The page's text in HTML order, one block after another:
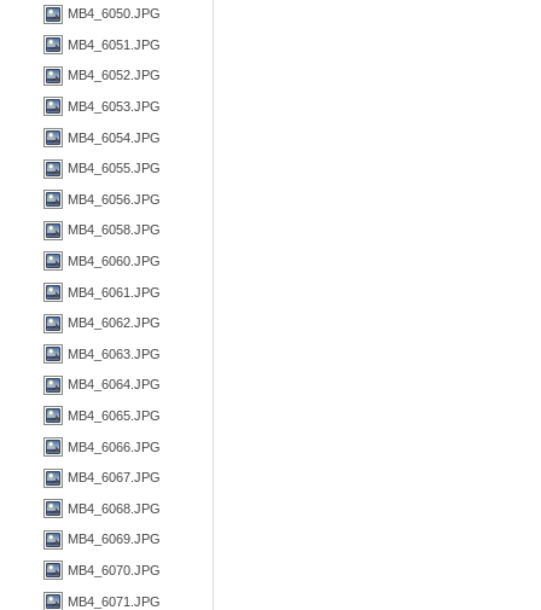
MB4_6050.JPG
MB4_6051.JPG
MB4_6052.JPG
MB4_6053.JPG
MB4_6054.JPG
MB4_6055.JPG
MB4_6056.JPG
MB4_6058.JPG
MB4_6060.JPG
MB4_6061.JPG
MB4_6062.JPG
MB4_6063.JPG
MB4_6064.JPG
MB4_6065.JPG
MB4_6066.JPG
MB4_6067.JPG
MB4_6068.JPG
MB4_6069.JPG
MB4_6070.JPG
MB4_6071.JPG